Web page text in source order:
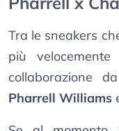
Tra le sneakers
più
collaborazione
Pharrell Williams